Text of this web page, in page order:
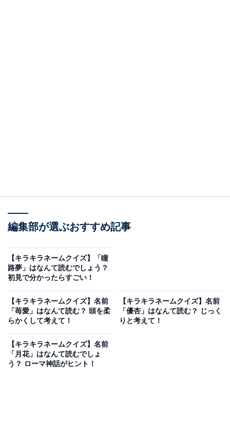
1
編集部が選ぶおすすめ記事
【キラキラネームクイズ】「瞳
路夢」はなんて読むでしょう？
初見で分かったらすごい！
【キラキラネームクイズ】名前
「苺愛」はなんて読む？ 頭を柔
らかくして考えて！
【キラキラネームクイズ】名前
「優杏」はなんて読む？ じっく
りと考えて！
【キラキラネームクイズ】名前
「月花」はなんて読むでしょ
う？ ローマ神話がヒント！